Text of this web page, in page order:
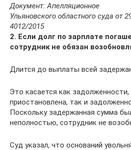
Документ: Апелляционное
Ульяновского областного суда от
4012/2015
2. Если долг по зарплате
сотрудник не обязан
Длится до выплаты всей
Это касается как
приостановлена, так и
Поскольку задержанная сумма
неполностью, сотрудник не
Суд указал, что оснований